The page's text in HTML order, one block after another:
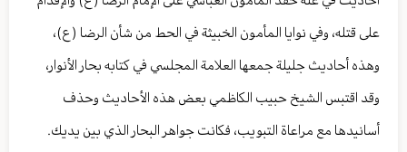
على قتله، وفي نوايا المأمون الخبيثة في الحط من شأن الرضا (ع)،
وهذه أحاديث جليلة جمعها العلامة المجلسي في كتابه بحار الأنوار،
وقد اقتبس الشيخ حبيب الكاظمي بعض هذه الأحاديث وحذف
أسانيدها مع مراعاة التبويب، فكانت جواهر البحار الذي بين يديك.